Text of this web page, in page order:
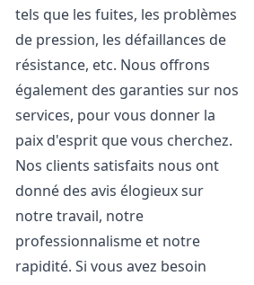
tels que les fuites, les problèmes
de pression, les défaillances de
résistance, etc. Nous offrons
également des garanties sur nos
services, pour vous donner la
paix d'esprit que vous cherchez.
Nos clients satisfaits nous ont
donné des avis élogieux sur
notre travail, notre
professionnalisme et notre
rapidité. Si vous avez besoin